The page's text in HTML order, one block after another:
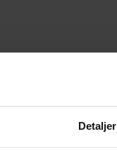
Detaljer